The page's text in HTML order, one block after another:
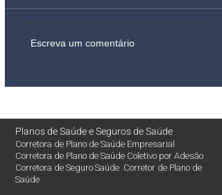
Escreva um comentário
Planos de SaúdeeSeguros de Saúde
Corretora de Plano de Saúde Empresarial
Corretora de Plano de Saúde Coletivo por Adesão
Corretora de Seguro Saúde Corretor de Plano de
Saúde